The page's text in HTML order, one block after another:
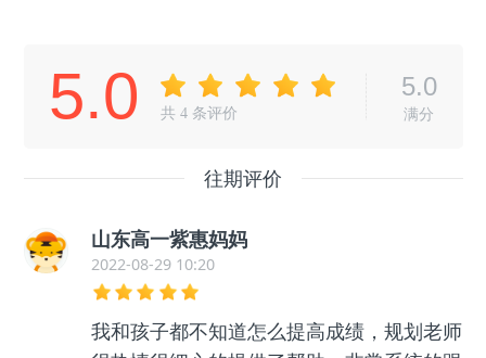
5.0 共4 条评价
5.0
满分
往期评价
山东高一紫惠妈妈
2022-08-29 10:20
我和孩子都不知道怎么提高成绩，规划老师